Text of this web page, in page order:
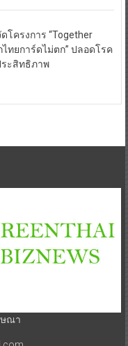
โครงการ “Together
ไทยการ์ดไม่ตก” ปลอดโรค
ระสิทธิภาพ
ณา